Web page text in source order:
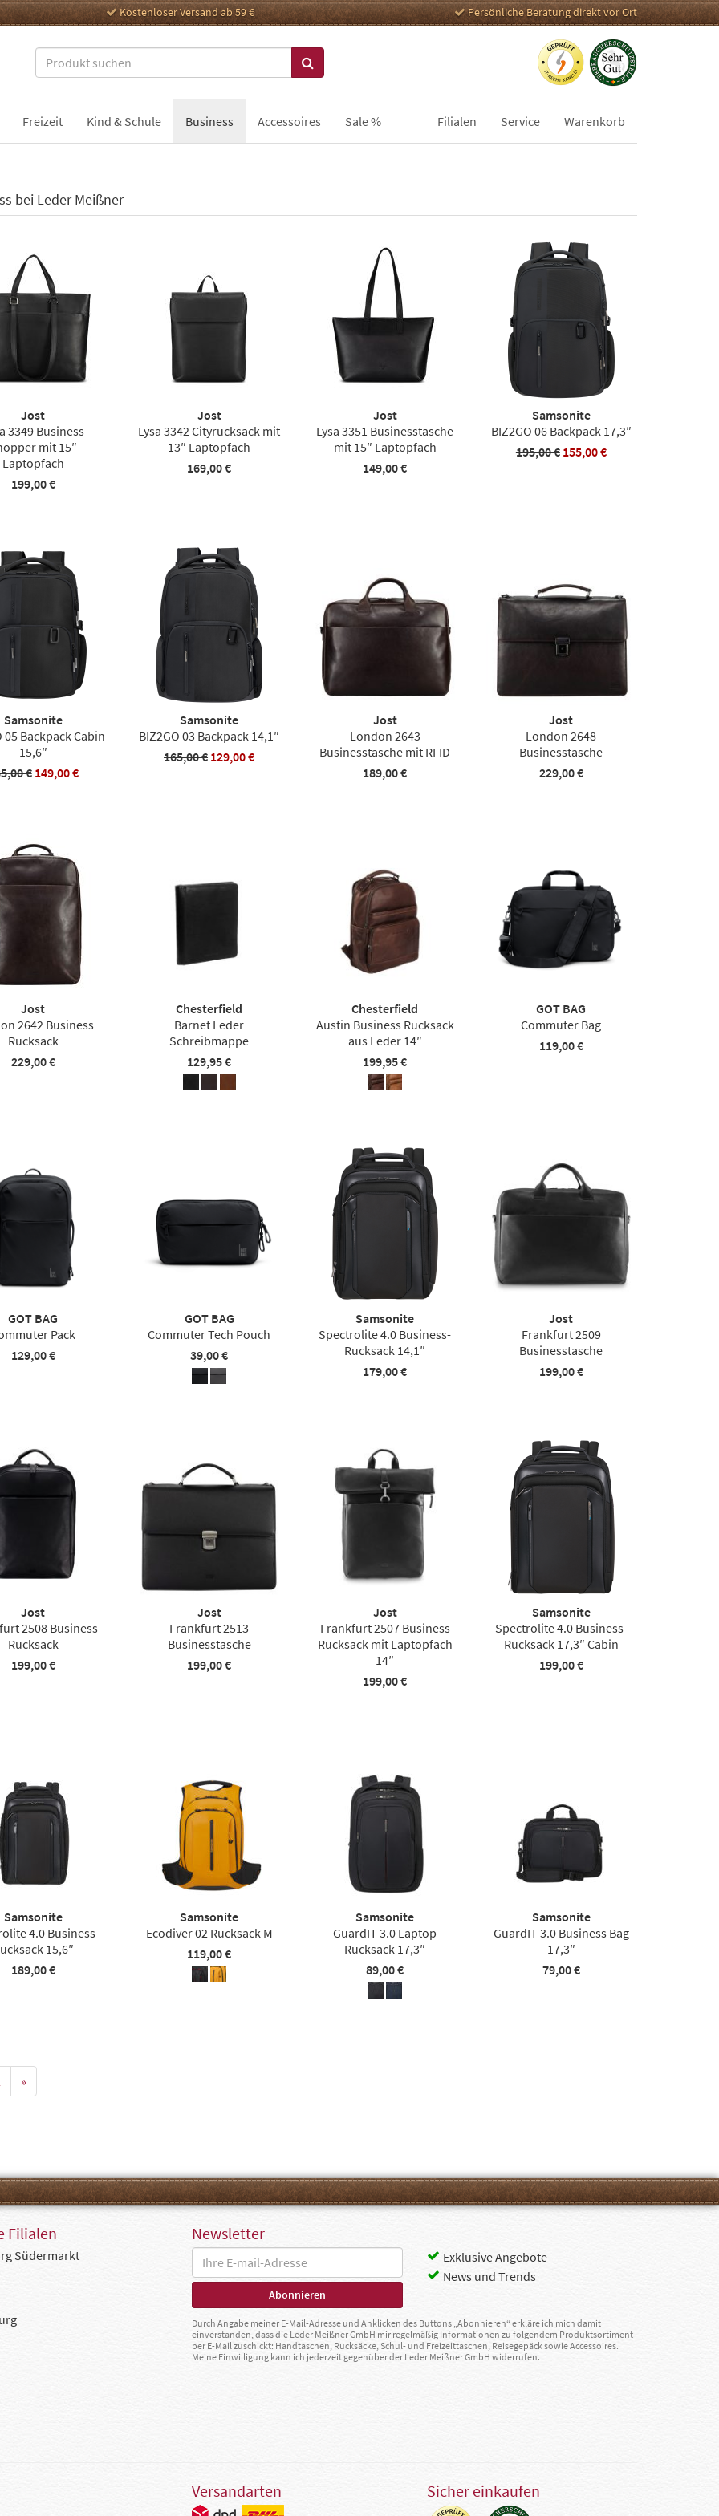
Kostenloser Versand ab 59 € Persönliche Beratung direkt vor Ort
Freizeit Kind & Schule Business Accessoires Sale % Filialen Service Warenkorb
bei Leder Meißner
Jost
3349 Business
mit 15″
Laptopfach
199,00 €
Jost
Lysa 3342 Cityrucksack mit
13″ Laptopfach
169,00 €
Jost
Lysa 3351 Businesstasche
mit 15″ Laptopfach
149,00 €
Samsonite
BIZ2GO 06 Backpack 17,3″
195,00 € 155,00 €
Samsonite
05 Backpack Cabin
15,6″
€ 149,00 €
Samsonite
BIZ2GO 03 Backpack 14,1″
165,00 € 129,00 €
Jost
London 2643
Businesstasche mit RFID
189,00 €
Jost
London 2648
Businesstasche
229,00 €
Jost
2642 Business
Rucksack
229,00 €
Chesterfield
Barnet Leder
Schreibmappe
129,95 €
Chesterfield
Austin Business Rucksack
aus Leder 14″
199,95 €
GOT BAG
Commuter Bag
119,00 €
GOT BAG
Pack
129,00 €
GOT BAG
Commuter Tech Pouch
39,00 €
Samsonite
Spectrolite 4.0 Business-
Rucksack 14,1″
179,00 €
Jost
Frankfurt 2509
Businesstasche
199,00 €
Jost
2508 Business
Rucksack
199,00 €
Jost
Frankfurt 2513
Businesstasche
199,00 €
Jost
Frankfurt 2507 Business
Rucksack mit Laptopfach
14″
199,00 €
Samsonite
Spectrolite 4.0 Business-
Rucksack 17,3″ Cabin
199,00 €
Samsonite
4.0 Business-
15,6″
189,00 €
Samsonite
Ecodiver 02 Rucksack M
119,00 €
Samsonite
GuardIT 3.0 Laptop
Rucksack 17,3″
89,00 €
Samsonite
GuardIT 3.0 Business Bag
17,3″
79,00 €
»
Filialen
Südermarkt
Newsletter
Exklusive Angebote
News und Trends
Durch Angabe meiner E-Mail-Adresse und Anklicken des Buttons „Abonnieren“ erkläre ich mich damit
einverstanden, dass die Leder Meißner GmbH mir regelmäßig Informationen zu folgendem Produktsortiment
per E-Mail zuschickt: Handtaschen, Rucksäcke, Schul- und Freizeittaschen, Reisegepäck sowie Accessoires.
Meine Einwilligung kann ich jederzeit gegenüber der Leder Meißner GmbH widerrufen.
Versandarten Sicher einkaufen